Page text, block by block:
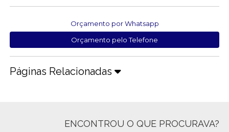
Orçamento por Whatsapp
Orçamento pelo Telefone
Páginas Relacionadas
ENCONTROU O QUE PROCURAVA?